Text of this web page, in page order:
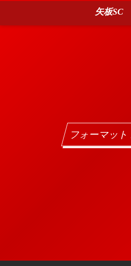
矢板SC
フォーマット